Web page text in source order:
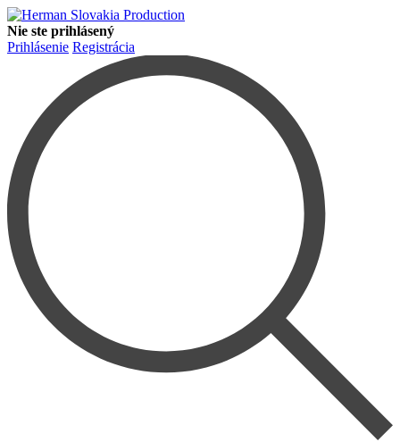
Nie ste prihlásený
Prihlásenie Registrácia